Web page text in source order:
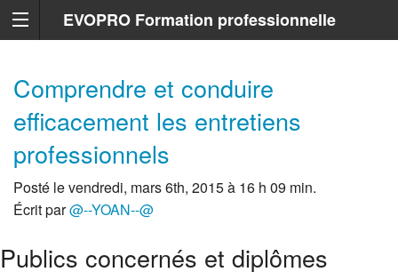
EVOPRO Formation professionnelle
Comprendre et conduire
efficacement les entretiens
professionnels
Posté le vendredi, mars 6th, 2015 à 16 h 09 min.
Écrit par@--YOAN--@
Publics concernés et diplômes